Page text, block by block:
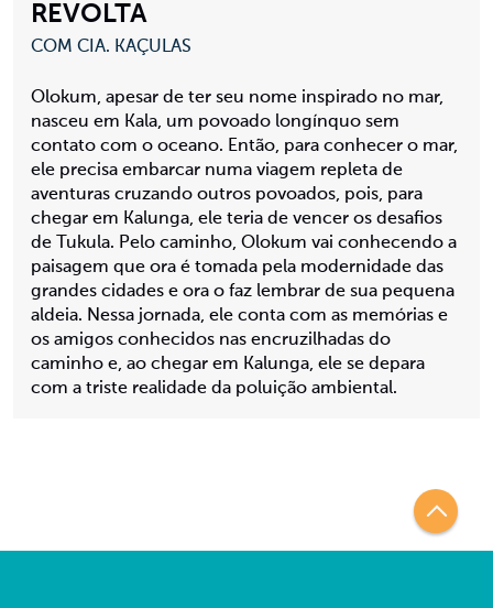
REVOLTA
COM CIA. KAÇULAS
Olokum, apesar de ter seu nome inspirado no mar,
nasceu em Kala, um povoado longínquo sem
contato com o oceano. Então, para conhecer o mar,
ele precisa embarcar numa viagem repleta de
aventuras cruzando outros povoados, pois, para
chegar em Kalunga, ele teria de vencer os desafios
de Tukula. Pelo caminho, Olokum vai conhecendo a
paisagem que ora é tomada pela modernidade das
grandes cidades e ora o faz lembrar de sua pequena
aldeia. Nessa jornada, ele conta com as memórias e
os amigos conhecidos nas encruzilhadas do
caminho e, ao chegar em Kalunga, ele se depara
com a triste realidade da poluição ambiental.